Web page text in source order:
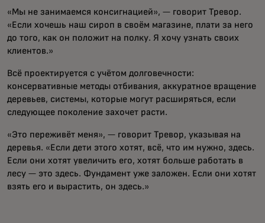
«Мы не занимаемся консигнацией», — говорит Тревор.
«Если хочешь наш сироп в своём магазине, плати за него
до того, как он положит на полку. Я хочу узнать своих
клиентов.»
Всё проектируется с учётом долговечности:
консервативные методы отбивания, аккуратное вращение
деревьев, системы, которые могут расширяться, если
следующее поколение захочет расти.
«Это переживёт меня», — говорит Тревор, указывая на
деревья. «Если дети этого хотят, всё, что им нужно, здесь.
Если они хотят увеличить его, хотят больше работать в
лесу — это здесь. Фундамент уже заложен. Если они хотят
взять его и вырастить, он здесь.»